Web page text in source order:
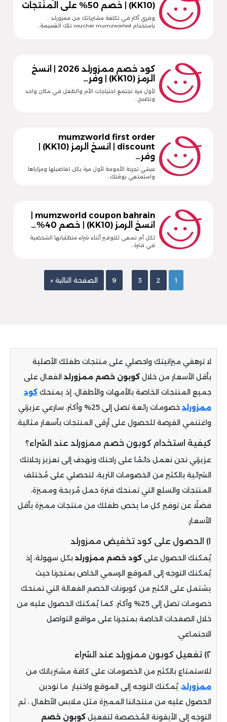
(KK10) | خصم 50% على المنتجات
وفري أكثر في تكلفة مشترياتك من ممزورلد
باستخدام voucher mumzworled تلك القسيمة…
كود خصم ممزورلد 2026 | انسخ
الرمز (KK10) | وفر…
لأول مرة تجتمع احتياجات الأم والطفل في مكان واحد
وتصبح…
mumzworld first order
discount | انسخ الرمز (KK10) |
وفر…
عيشي تجربة الأمومة لأول مرة بكل تفاصيلها ومزاياها
واستمتعي بوقتك…
انسخ الرمز (KK10) | خصم 40%…
لكل أم تسعى للتوفير أثناء شراء متطلباتها الشخصية
في فترة…
1
2
3
9 الصفحة التالية «
لا ترهقي ميزانيتك واحصلي على منتجات طفلك الأصلية
بأقل الأسعار من خلال كوبون خصم ممزورلد الفعال على
جميع المنتجات الخاصة بالأمهات والأطفال، إذ يمنحك كود
ممزورلد
خصومات رائعة تصل إلى 25% وأكثر، سارعي عزيزتي
واغتنمي الفرصة للحصول على أرقى المنتجات بأسعار مثالية.
كيفية استخدام كوبون خصم ممزورلد عند الشراء؟
عزيزتي نحن نعمل دائمًا على راحتك ونهدف إلى تعزيز رحلاتك
الشرائية بالكثير من الخصومات الثرية، لتحصلي على مُختلف
المنتجات والسلع التي تمنحك فترة حمل مُريحة ومميزة،
فضلًا عن توفير كل ما يخص طفلك من منتجات مميزة بأقل
الأسعار.
١) الحصول على كود تخفيض ممزورلد
يُمكنك الحصول على كود خصم ممزورلد بكل سهولة، إذ
يُمكنك التوجه إلى الموقع الرسمي الخاص بمتجرنا حيث
يشتمل على الكثير من كوبونات الخصم الفعالة التي تمنحك
خصومات تصل إلى 25% وأكثر، كما يُمكنك الحصول عليه من
خلال الصفحات الخاصة بمتجرنا على مواقع التواصل
الاجتماعي.
٢) تفعيل كوبون ممزورلد عند الشراء
للاستمتاع بالكثير من الخصومات على كافة مشترياتك من
ممزورلد، يُمكنك التوجه إلى الموقع واختيار ما تودين
الحصول عليه من منتجاتنا المميزة مثل ملابس الأطفال ، ثم
التوجه إلى الأيقونة المُخصصة لتفعيل كوبون خصم